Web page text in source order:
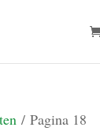
/ Pagina 18